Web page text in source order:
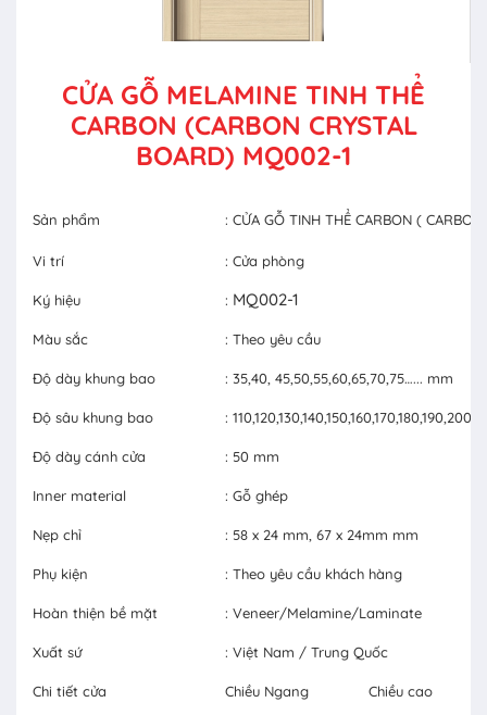
CỬA GỖ MELAMINE TINH THỂ
CARBON (CARBON CRYSTAL
BOARD) MQ002-1
Sản phẩm : CỬA GỖ TINH THỂ CARBON (
Vi trí : Cửa phòng
Ký hiệu : MQ002-1
Màu sắc : Theo yêu cầu
Độ dày khung bao : 35,40, 45,50,55,60,65,70,75…... mm
Độ sâu khung bao :
Độ dày cánh cửa : 50 mm
Inner material : Gỗ ghép
Nẹp chỉ : 58 x 24 mm, 67 x 24mm mm
Phụ kiện : Theo yêu cầu khách hàng
Hoàn thiện bề mặt : Veneer/Melamine/Laminate
Xuất sứ : Việt Nam / Trung Quốc
Chi tiết cửa Chiều Ngang Chiều cao